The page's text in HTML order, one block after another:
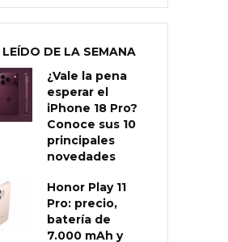
DE LA SEMANA
¿Vale la pena
esperar el
iPhone 18 Pro?
Conoce sus 10
principales
novedades
Honor Play 11
Pro: precio,
batería de
7.000 mAh y